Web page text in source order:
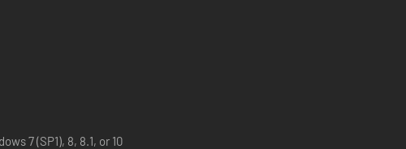
7 (SP1), 8, 8.1, or 10